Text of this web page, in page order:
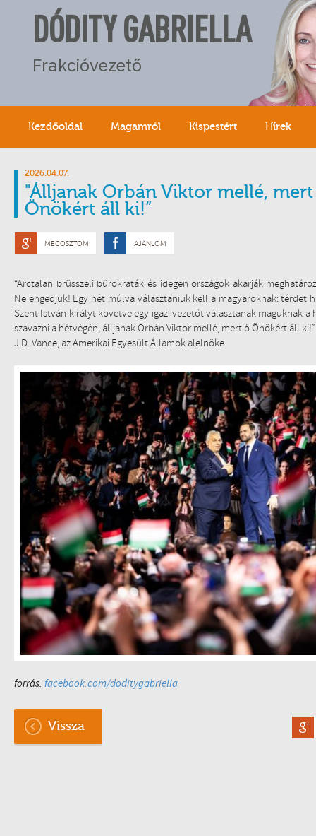
DÓDITY GABRIELLA
Frakcióvezető
Kezdőoldal Magamról Kispestért Hírek
2026.04.07.
"Álljanak Orbán Viktor mellé,
Önökért áll ki!”
MEGOSZTOM AJÁNLOM
“Arctalan brüsszeli bürokraták és idegen országok akarják
Ne engedjük! Egy hét múlva választaniuk kell a magyaroknak: térdet
Szent István királyt követve egy igazi vezetőt választanak maguknak a
szavazni a hétvégén, álljanak Orbán Viktor mellé, mert ő Önökért áll ki!”
J.D. Vance, az Amerikai Egyesült Államok alelnöke
forrás: facebook.com/doditygabriella
Vissza